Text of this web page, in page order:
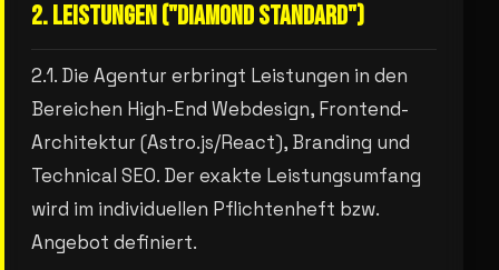
2. LEISTUNGEN ("DIAMOND STANDARD")
2.1. Die Agentur erbringt Leistungen in den
Bereichen High-End Webdesign, Frontend-
Architektur (Astro.js/React), Branding und
Technical SEO. Der exakte Leistungsumfang
wird im individuellen Pflichtenheft bzw.
Angebot definiert.